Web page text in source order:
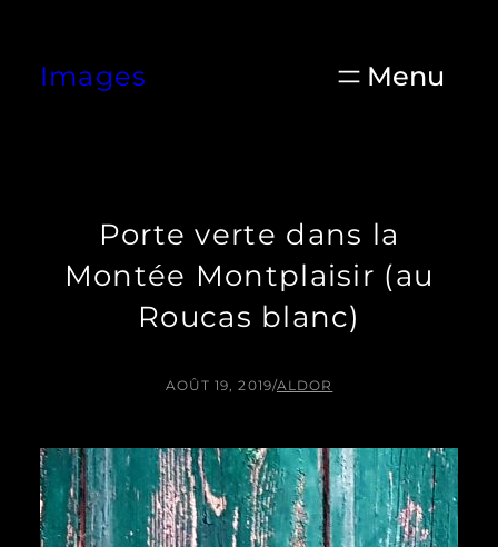
contenu
Images
Porte verte dans la
Montée Montplaisir (au
Roucas blanc)
AOÛT 19, 2019/ALDOR